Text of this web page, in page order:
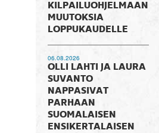
KILPAILUOHJELMAAN
MUUTOKSIA
LOPPUKAUDELLE
06.08.2026
OLLI LAHTI JA LAURA
SUVANTO
NAPPASIVAT
PARHAAN
SUOMALAISEN
ENSIKERTALAISEN